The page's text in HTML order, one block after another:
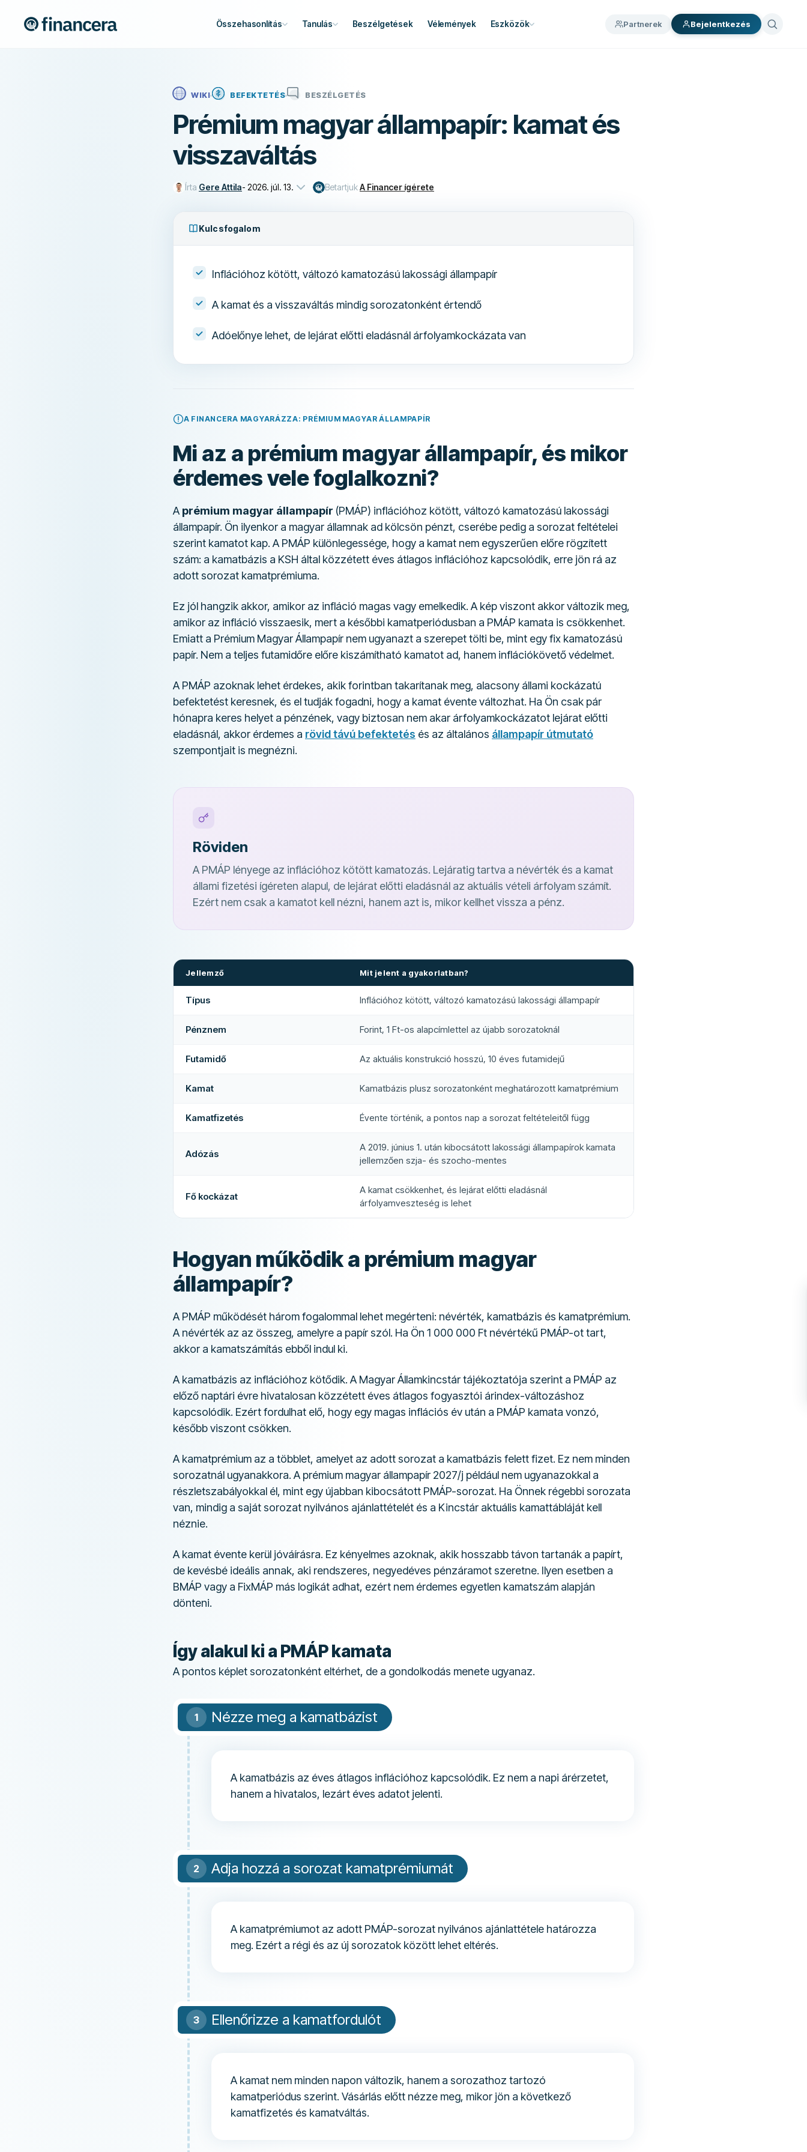
Összehasonlítás Tanulás Beszélgetések Vélemények Eszközök Partnerek Bejelentkezés
WIKI BEFEKTETÉS BESZÉLGETÉS
Prémium magyar állampapír: kamat és
visszaváltás
Írta Gere Attila- 2026. júl. 13. BetartjukA Financer ígérete
Kulcsfogalom
Inflációhoz kötött, változó kamatozású lakossági állampapír
A kamat és a visszaváltás mindig sorozatonként értendő
Adóelőnye lehet, de lejárat előtti eladásnál árfolyamkockázata van
A FINANCERA MAGYARÁZZA: PRÉMIUM MAGYAR ÁLLAMPAPÍR
Mi az a prémium magyar állampapír, és mikor
érdemes vele foglalkozni?
A prémium magyar állampapír (PMÁP) inflációhoz kötött, változó kamatozású lakossági
állampapír. Ön ilyenkor a magyar államnak ad kölcsön pénzt, cserébe pedig a sorozat feltételei
szerint kamatot kap. A PMÁP különlegessége, hogy a kamat nem egyszerűen előre rögzített
szám: a kamatbázis a KSH által közzétett éves átlagos inflációhoz kapcsolódik, erre jön rá az
adott sorozat kamatprémiuma.
Ez jól hangzik akkor, amikor az infláció magas vagy emelkedik. A kép viszont akkor változik meg,
amikor az infláció visszaesik, mert a későbbi kamatperiódusban a PMÁP kamata is csökkenhet.
Emiatt a Prémium Magyar Állampapír nem ugyanazt a szerepet tölti be, mint egy fix kamatozású
papír. Nem a teljes futamidőre előre kiszámítható kamatot ad, hanem inflációkövető védelmet.
A PMÁP azoknak lehet érdekes, akik forintban takarítanak meg, alacsony állami kockázatú
befektetést keresnek, és el tudják fogadni, hogy a kamat évente változhat. Ha Ön csak pár
hónapra keres helyet a pénzének, vagy biztosan nem akar árfolyamkockázatot lejárat előtti
eladásnál, akkor érdemes a rövid távú befektetés és az általános állampapír útmutató
szempontjait is megnézni.
Röviden
A PMÁP lényege az inflációhoz kötött kamatozás. Lejáratig tartva a névérték és a kamat
állami fizetési ígéreten alapul, de lejárat előtti eladásnál az aktuális vételi árfolyam számít.
Ezért nem csak a kamatot kell nézni, hanem azt is, mikor kellhet vissza a pénz.
Jellemző Mit jelent a gyakorlatban?
Típus Inflációhoz kötött, változó kamatozású lakossági állampapír
Pénznem Forint, 1 Ft-os alapcímlettel az újabb sorozatoknál
Futamidő Az aktuális konstrukció hosszú, 10 éves futamidejű
Kamat Kamatbázis plusz sorozatonként meghatározott kamatprémium
Kamatfizetés Évente történik, a pontos nap a sorozat feltételeitől függ
Adózás
A 2019. június 1. után kibocsátott lakossági állampapírok kamata
jellemzően szja- és szocho-mentes
Fő kockázat
A kamat csökkenhet, és lejárat előtti eladásnál
árfolyamveszteség is lehet
Hogyan működik a prémium magyar
állampapír?
A PMÁP működését három fogalommal lehet megérteni: névérték, kamatbázis és kamatprémium.
A névérték az az összeg, amelyre a papír szól. Ha Ön 1 000 000 Ft névértékű PMÁP-ot tart,
akkor a kamatszámítás ebből indul ki.
A kamatbázis az inflációhoz kötődik. A Magyar Államkincstár tájékoztatója szerint a PMÁP az
előző naptári évre hivatalosan közzétett éves átlagos fogyasztói árindex-változáshoz
kapcsolódik. Ezért fordulhat elő, hogy egy magas inflációs év után a PMÁP kamata vonzó,
később viszont csökken.
A kamatprémium az a többlet, amelyet az adott sorozat a kamatbázis felett fizet. Ez nem minden
sorozatnál ugyanakkora. A prémium magyar állampapír 2027/j például nem ugyanazokkal a
részletszabályokkal él, mint egy újabban kibocsátott PMÁP-sorozat. Ha Önnek régebbi sorozata
van, mindig a saját sorozat nyilvános ajánlattételét és a Kincstár aktuális kamattábláját kell
néznie.
A kamat évente kerül jóváírásra. Ez kényelmes azoknak, akik hosszabb távon tartanák a papírt,
de kevésbé ideális annak, aki rendszeres, negyedéves pénzáramot szeretne. Ilyen esetben a
BMÁP vagy a FixMÁP más logikát adhat, ezért nem érdemes egyetlen kamatszám alapján
dönteni.
Így alakul ki a PMÁP kamata
A pontos képlet sorozatonként eltérhet, de a gondolkodás menete ugyanaz.
Nézze meg a kamatbázist
A kamatbázis az éves átlagos inflációhoz kapcsolódik. Ez nem a napi árérzetet,
hanem a hivatalos, lezárt éves adatot jelenti.
Adja hozzá a sorozat kamatprémiumát
A kamatprémiumot az adott PMÁP-sorozat nyilvános ajánlattétele határozza
meg. Ezért a régi és az új sorozatok között lehet eltérés.
Ellenőrizze a kamatfordulót
A kamat nem minden napon változik, hanem a sorozathoz tartozó
kamatperiódus szerint. Vásárlás előtt nézze meg, mikor jön a következő
kamatfizetés és kamatváltás.